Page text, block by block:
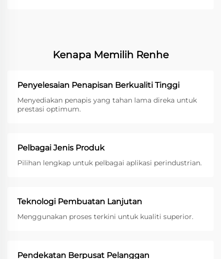
Kenapa Memilih Renhe
Penyelesaian Penapisan Berkualiti Tinggi
Menyediakan penapis yang tahan lama direka untuk
prestasi optimum.
Pelbagai Jenis Produk
Pilihan lengkap untuk pelbagai aplikasi perindustrian.
Teknologi Pembuatan Lanjutan
Menggunakan proses terkini untuk kualiti superior.
Pendekatan Berpusat Pelanggan